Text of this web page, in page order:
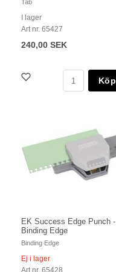
Tab
I lager
Art nr. 65427
240,00 SEK
Köp
EK Success Edge Punch -
Binding Edge
Binding Edge
Ej i lager